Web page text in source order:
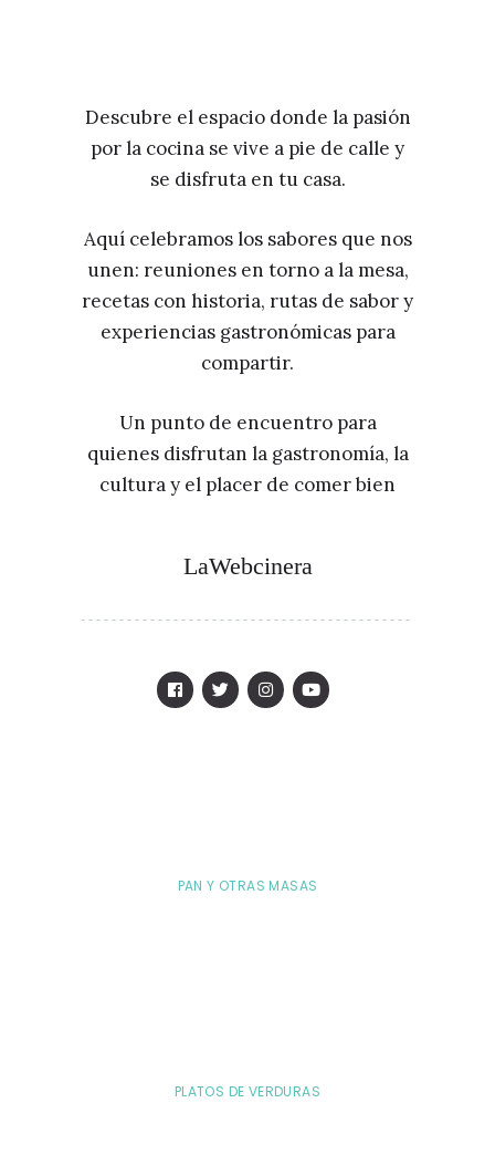
Descubre el espacio donde la pasión
por la cocina se vive a pie de calle y
se disfruta en tu casa.
Aquí celebramos los sabores que nos
unen: reuniones en torno a la mesa,
recetas con historia, rutas de sabor y
experiencias gastronómicas para
compartir.
Un punto de encuentro para
quienes disfrutan la gastronomía, la
cultura y el placer de comer bien
LaWebcinera
PAN Y OTRAS MASAS
PLATOS DE VERDURAS